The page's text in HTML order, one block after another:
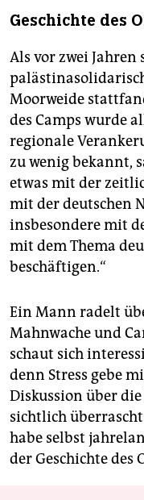
Geschichte des
Als vor zwei
Moorweide
des Camps wurde
regionale
zu wenig bekannt,
etwas mit der
mit der deutschen
insbesondere mit
mit dem Thema
beschäftigen.“
Ein Mann radelt
Mahnwache und
schaut sich
denn Stress gebe
Diskussion über
sichtlich
habe selbst
der Geschichte des